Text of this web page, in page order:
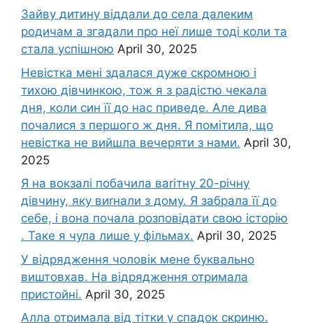
Зайву дитину віддали до села далеким
родичам а згадали про неї лише тоді коли та
стала успішною April 30, 2025
Невістка мені здалася дуже скромною і
тихою дівчинкою, тож я з радістю чекала
дня, коли син її до нас приведе. Але дива
почалися з першого ж дня. Я помітила, що
невістка не вийшла вечеряти з нами. April 30,
2025
Я на вокзалі побачила ваrітну 20-річну
дівчину, яку виrнали з дому. Я забрала її до
себе, і вона почала розповідати свою історію
. Таке я чула лише у фільмах. April 30, 2025
У відрядження чоловік мене буквально
виштовхав. На відрядження отримала
пристойні. April 30, 2025
Алла отримала від тітки у спадок скриню.